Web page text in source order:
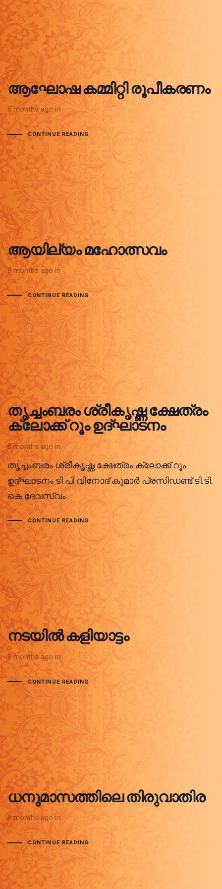
ആഘോഷ കമ്മിറ്റി രൂപീകരണം
8 months ago in
CONTINUE READING
ആയില്യം മഹോത്സവം
8 months ago in
CONTINUE READING
തൃച്ചംബരം ശ്രീകൃഷ്ണ ക്ഷേത്രം
ക്ലോക്ക് റൂം ഉദ്ഘാടനം
8 months ago in
തൃച്ചംബരം ശ്രീകൃഷ്ണ ക്ഷേത്രം ക്ലോക്ക് റൂം
ഉദ്ഘാടനം ടി പി വിനോദ് കുമാർ പ്രസിഡണ്ട് ടി.ടി.
കെ ദേവസ്വം
CONTINUE READING
നടയിൽ കളിയാട്ടം
8 months ago in
CONTINUE READING
ധനുമാസത്തിലെ തിരുവാതിര
8 months ago in
CONTINUE READING